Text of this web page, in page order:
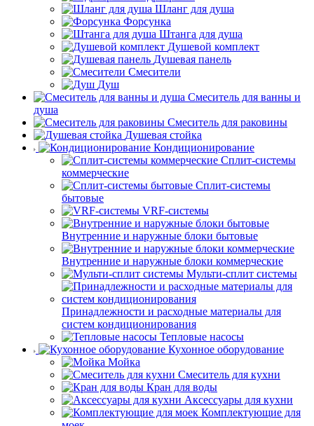
Шланг для душа
Форсунка
Штанга для душа
Душевой комплект
Душевая панель
Смесители
Душ
Смеситель для ванны и
душа
Смеситель для раковины
Душевая стойка
Кондиционирование
Сплит-системы
коммерческие
Сплит-системы
бытовые
VRF-системы
Внутренние и наружные блоки бытовые
Внутренние и наружные блоки коммерческие
Мульти-сплит системы
Принадлежности и расходные материалы для
систем кондиционирования
Тепловые насосы
Кухонное оборудование
Мойка
Смеситель для кухни
Кран для воды
Аксессуары для кухни
Комплектующие для